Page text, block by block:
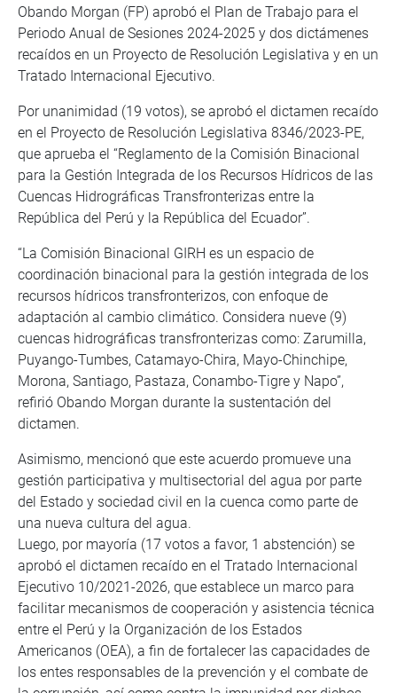
Obando Morgan (FP) aprobó el Plan de Trabajo para el
Periodo Anual de Sesiones 2024-2025 y dos dictámenes
recaídos en un Proyecto de Resolución Legislativa y en un
Tratado Internacional Ejecutivo.
Por unanimidad (19 votos), se aprobó el dictamen recaído
en el Proyecto de Resolución Legislativa 8346/2023-PE,
que aprueba el “Reglamento de la Comisión Binacional
para la Gestión Integrada de los Recursos Hídricos de las
Cuencas Hidrográficas Transfronterizas entre la
República del Perú y la República del Ecuador”.
“La Comisión Binacional GIRH es un espacio de
coordinación binacional para la gestión integrada de los
recursos hídricos transfronterizos, con enfoque de
adaptación al cambio climático. Considera nueve (9)
cuencas hidrográficas transfronterizas como: Zarumilla,
Puyango-Tumbes, Catamayo-Chira, Mayo-Chinchipe,
Morona, Santiago, Pastaza, Conambo-Tigre y Napo”,
refirió Obando Morgan durante la sustentación del
dictamen.
Asimismo, mencionó que este acuerdo promueve una
gestión participativa y multisectorial del agua por parte
del Estado y sociedad civil en la cuenca como parte de
una nueva cultura del agua.
Luego, por mayoría (17 votos a favor, 1 abstención) se
aprobó el dictamen recaído en el Tratado Internacional
Ejecutivo 10/2021-2026, que establece un marco para
facilitar mecanismos de cooperación y asistencia técnica
entre el Perú y la Organización de los Estados
Americanos (OEA), a fin de fortalecer las capacidades de
los entes responsables de la prevención y el combate de